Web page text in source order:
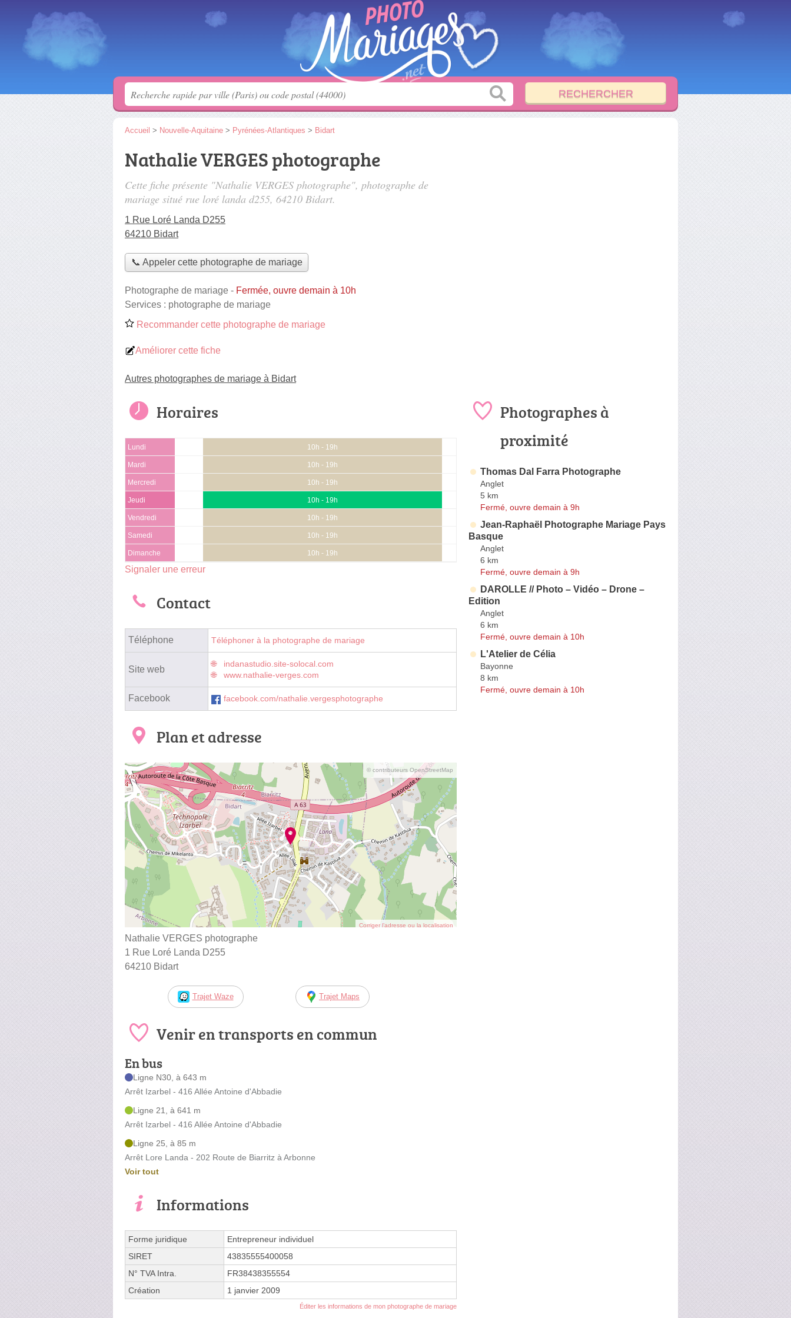
Accueil > Nouvelle-Aquitaine > Pyrénées-Atlantiques > Bidart
Nathalie VERGES photographe
Cette fiche présente "Nathalie VERGES photographe", photographe de
mariage situé rue loré landa d255, 64210 Bidart.
1 Rue Loré Landa D255
64210 Bidart
📞 Appeler cette photographe de mariage
Photographe de mariage - Fermée, ouvre demain à 10h
Services : photographe de mariage
Recommander cette photographe de mariage
Améliorer cette fiche
Autres photographes de mariage à Bidart
Horaires
Lundi 10h - 19h
Mardi 10h - 19h
Mercredi 10h - 19h
Jeudi 10h - 19h
Vendredi 10h - 19h
Samedi 10h - 19h
Dimanche 10h - 19h
Signaler une erreur
Contact
Téléphone Téléphoner à la photographe de mariage
Site web
indanastudio.site-solocal.com
www.nathalie-verges.com
Facebook facebook.com/nathalie.vergesphotographe
Plan et adresse
© contributeurs OpenStreetMap
Corriger l’adresse ou la localisation
Nathalie VERGES photographe
1 Rue Loré Landa D255
64210 Bidart
Trajet Waze Trajet Maps
Venir en transports en commun
En bus
Ligne N30, à 643 m
Arrêt Izarbel - 416 Allée Antoine d'Abbadie
Ligne 21, à 641 m
Arrêt Izarbel - 416 Allée Antoine d'Abbadie
Ligne 25, à 85 m
Arrêt Lore Landa - 202 Route de Biarritz à Arbonne
Voir tout
Informations
Forme juridique
Entrepreneur individuel
SIRET
43835555400058
N° TVA Intra.
FR38438355554
Création
1 janvier 2009
Éditer les informations de mon photographe de mariage
Photographes à
proximité
Thomas Dal Farra Photographe
Anglet
5 km
Fermé, ouvre demain à 9h
Jean-Raphaël Photographe Mariage Pays
Basque
Anglet
6 km
Fermé, ouvre demain à 9h
DAROLLE // Photo – Vidéo – Drone –
Edition
Anglet
6 km
Fermé, ouvre demain à 10h
L'Atelier de Célia
Bayonne
8 km
Fermé, ouvre demain à 10h